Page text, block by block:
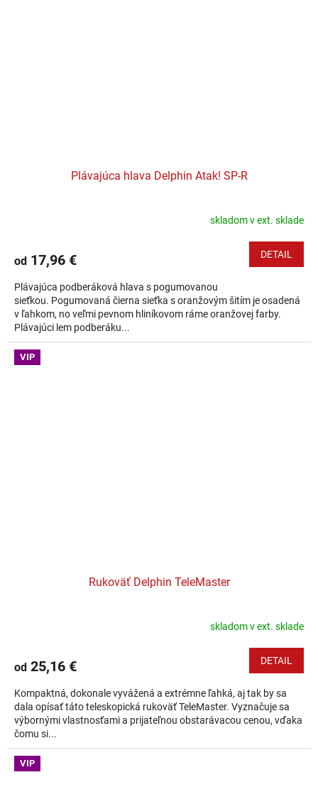
Plávajúca hlava Delphin Atak! SP-R
skladom v ext. sklade
od 17,96 € DETAIL
Plávajúca podberáková hlava s pogumovanou
sieťkou. Pogumovaná čierna sieťka s oranžovým šitím je osadená
v ľahkom, no veľmi pevnom hliníkovom ráme oranžovej farby.
Plávajúci lem podberáku...
VIP
Rukoväť Delphin TeleMaster
skladom v ext. sklade
od 25,16 € DETAIL
Kompaktná, dokonale vyvážená a extrémne ľahká, aj tak by sa
dala opísať táto teleskopická rukoväť TeleMaster. Vyznačuje sa
výbornými vlastnosťami a prijateľnou obstarávacou cenou, vďaka
čomu si...
VIP